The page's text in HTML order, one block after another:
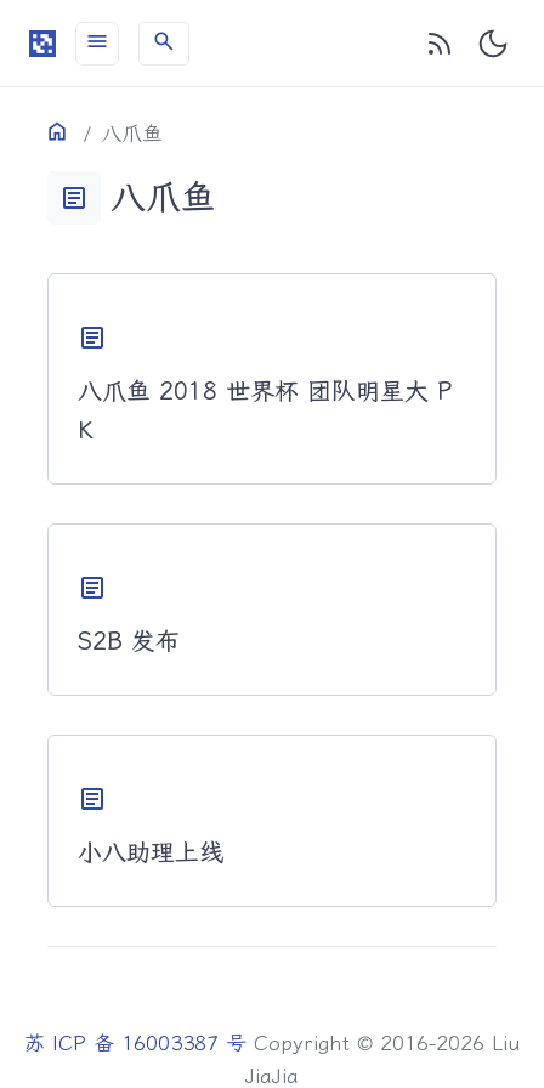
menu search
Home 八爪鱼
目录
article 八爪鱼
article
八爪鱼 2018 世界杯 团队明星大 P
K
article
S2B 发布
article
小八助理上线
苏 ICP 备 16003387 号 Copyright © 2016-2026 Liu
JiaJia